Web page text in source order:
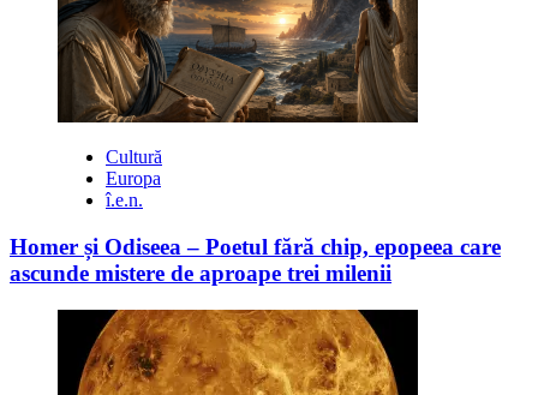
Cultură
Europa
î.e.n.
Homer și Odiseea – Poetul fără chip, epopeea care
ascunde mistere de aproape trei milenii